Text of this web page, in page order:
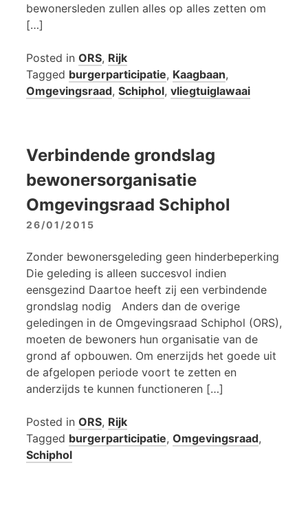
bewonersleden zullen alles op alles zetten om
[…]
Posted in ORS, Rijk
Tagged burgerparticipatie, Kaagbaan,
Omgevingsraad, Schiphol, vliegtuiglawaai
Verbindende grondslag
bewonersorganisatie
Omgevingsraad Schiphol
26/01/2015
Zonder bewonersgeleding geen hinderbeperking
Die geleding is alleen succesvol indien
eensgezind Daartoe heeft zij een verbindende
grondslag nodig Anders dan de overige
geledingen in de Omgevingsraad Schiphol (ORS),
moeten de bewoners hun organisatie van de
grond af opbouwen. Om enerzijds het goede uit
de afgelopen periode voort te zetten en
anderzijds te kunnen functioneren […]
Posted in ORS, Rijk
Tagged burgerparticipatie, Omgevingsraad,
Schiphol